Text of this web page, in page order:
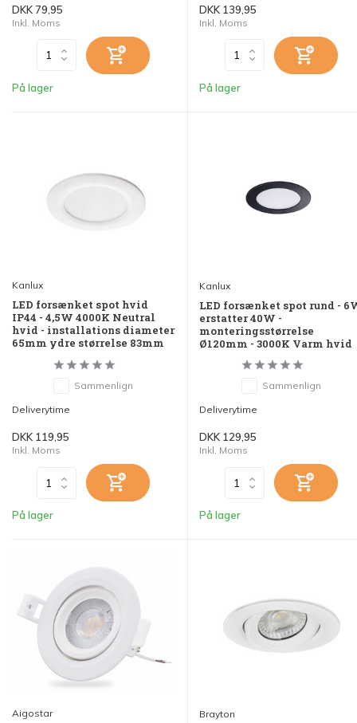
DKK 79,95
Inkl. Moms
På lager
DKK 139,95
Inkl. Moms
På lager
Kanlux
LED forsænket spot hvid
IP44 - 4,5W 4000K Neutral
hvid - installations diameter
65mm ydre størrelse 83mm
Sammenlign
Deliverytime
DKK 119,95
Inkl. Moms
På lager
Kanlux
LED forsænket spot rund -
erstatter 40W -
monteringsstørrelse
Ø120mm - 3000K Varm hvid
Sammenlign
Deliverytime
DKK 129,95
Inkl. Moms
På lager
Aigostar Brayton